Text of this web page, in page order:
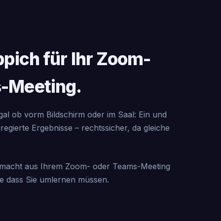
für Ihr Zoom-
Meeting.
ob vorm Bildschirm oder im Saal: Ein und
Ergebnisse – rechtssicher, da gleiche
aus Ihrem Zoom- oder Teams-Meeting
dass Sie umlernen müssen.